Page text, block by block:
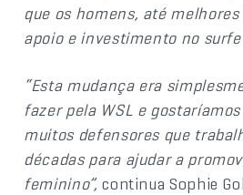
que os homens, até
apoio e investimento no
“Esta mudança era
fazer pela WSL e
muitos defensores que
décadas para ajudar a
feminino”,continua Sophie